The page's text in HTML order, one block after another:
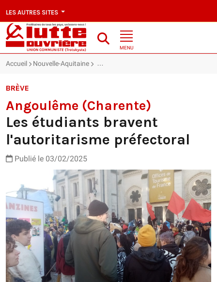
LES AUTRES SITES
MENU
Accueil Nouvelle-Aquitaine Angoulême (Charente) : Les étudiants
BRÈVE
Angoulême (Charente)
Les étudiants bravent
l'autoritarisme préfectoral
Publié le 03/02/2025